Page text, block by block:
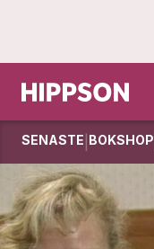
SENASTE BOKSHOP